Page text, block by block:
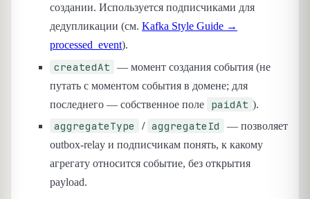
создании. Используется подписчиками для
дедупликации (см. Kafka Style Guide →
processed_event).
createdAt
— момент создания события (не
путать с моментом события в домене; для
последнего — собственное поле
paidAt ).
aggregateType / aggregateId
— позволяет
outbox-relay и подписчикам понять, к какому
агрегату относится событие, без открытия
payload.